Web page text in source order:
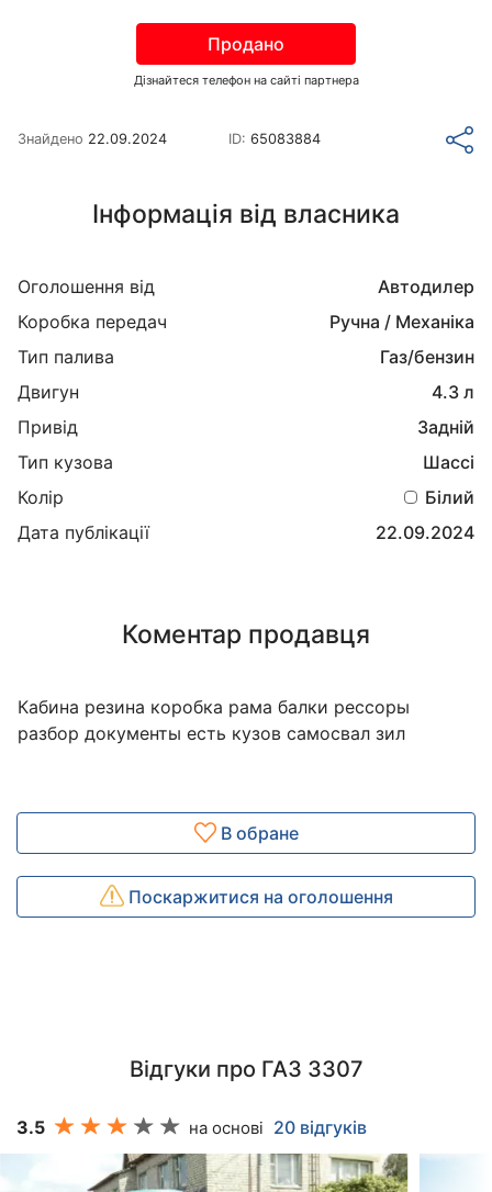
Продано
Дізнайтеся телефон на сайті партнера
Знайдено 22.09.2024 ID:65083884
Інформація від власника
Оголошення від
Автодилер
Коробка передач
Ручна / Механіка
Тип палива
Газ/бензин
Двигун
4.3 л
Привід
Задній
Тип кузова
Шассі
Колір
Білий
Дата публікації
22.09.2024
Коментар продавця
Кабина резина коробка рама балки рессоры
разбор документы есть кузов самосвал зил
В обране
Поскаржитися на оголошення
Відгуки про ГАЗ 3307
3.5 на основі 20 відгуків